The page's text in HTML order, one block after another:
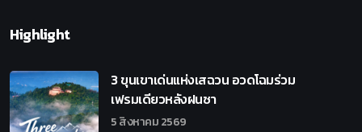
Highlight
3 ขุนเขาเด่นแห่งเสฉวน อวดโฉมร่วม
เฟรมเดียวหลังฝนซา
5 สิงหาคม 2569